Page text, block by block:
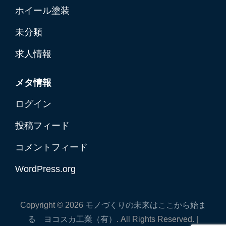
ホイール塗装
未分類
求人情報
メタ情報
ログイン
投稿フィード
コメントフィード
WordPress.org
Copyright © 2026 モノづくりの未来はここから始ま
る ヨコスカ工業（有） . All Rights Reserved. |